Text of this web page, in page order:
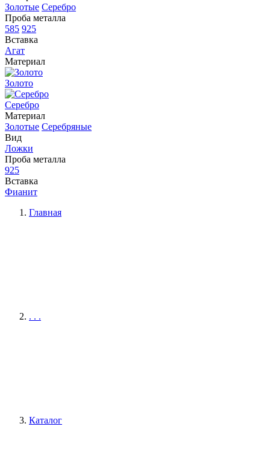
Золотые Серебро
Проба металла
585 925
Вставка
Агат
Материал
Золото
Серебро
Материал
Золотые Серебряные
Вид
Ложки
Проба металла
925
Вставка
Фианит
Главная
. . .
Каталог